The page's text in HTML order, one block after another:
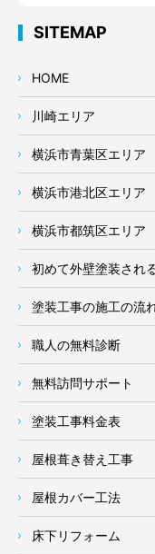
SITEMAP
HOME
川崎エリア
横浜市青葉区エリア
横浜市港北区エリア
横浜市都筑区エリア
初めて外壁塗装され
塗装工事の施工の流
職人の無料診断
無料訪問サポート
塗装工事料金表
屋根葺き替え工事
屋根カバー工法
床下リフォーム